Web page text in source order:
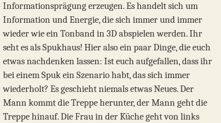
Informationsprägung erzeugen. Es handelt sich um
Information und Energie, die sich immer und immer
wieder wie ein Tonband in 3D abspielen werden. Ihr
seht es als Spukhaus! Hier also ein paar Dinge, die euch
etwas nachdenken lassen: Ist euch aufgefallen, dass ihr
bei einem Spuk ein Szenario habt, das sich immer
wiederholt? Es geschieht niemals etwas Neues. Der
Mann kommt die Treppe herunter, der Mann geht die
Treppe hinauf. Die Frau in der Küche geht von links